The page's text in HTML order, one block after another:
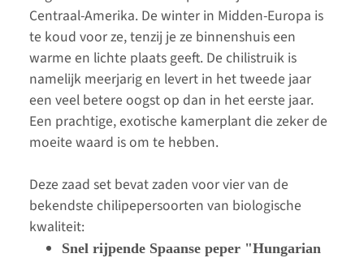
Centraal-Amerika. De winter in Midden-Europa is
te koud voor ze, tenzij je ze binnenshuis een
warme en lichte plaats geeft. De chilistruik is
namelijk meerjarig en levert in het tweede jaar
een veel betere oogst op dan in het eerste jaar.
Een prachtige, exotische kamerplant die zeker de
moeite waard is om te hebben.
Deze zaad set bevat zaden voor vier van de
bekendste chilipepersoorten van biologische
kwaliteit:
Snel rijpende Spaanse peper "Hungarian